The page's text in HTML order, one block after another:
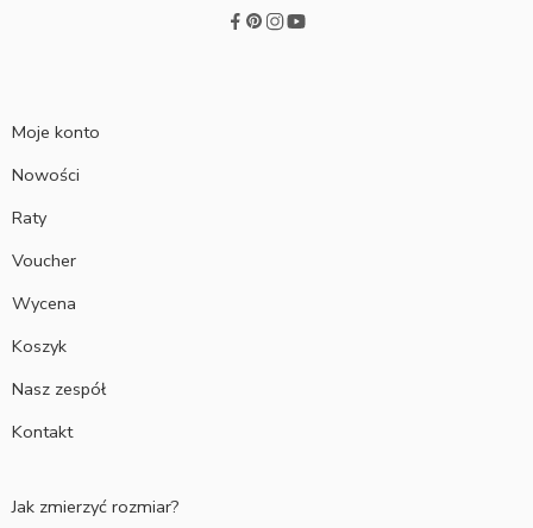
Moje konto
Nowości
Raty
Voucher
Wycena
Koszyk
Nasz zespół
Kontakt
Jak zmierzyć rozmiar?